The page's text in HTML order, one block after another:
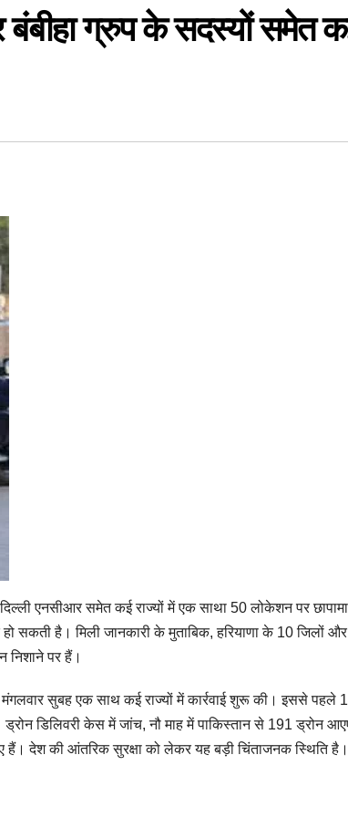
ग्रुप के सदस्यों समेत
एनसीआर समेत कई राज्यों में एक साथा 50 लोकेशन पर
हो सकती है। मिली जानकारी के मुताबिक, हरियाणा के 10 जिलों
निशाने पर हैं।
सुबह एक साथ कई राज्यों में कार्रवाई शुरू की। इससे पहले
डिलिवरी केस में जांच, नौ माह में पाकिस्तान से 191 ड्रोन
हैं। देश की आंतरिक सुरक्षा को लेकर यह बड़ी चिंताजनक स्थिति है।